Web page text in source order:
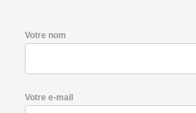
Votre nom
Votre e-mail